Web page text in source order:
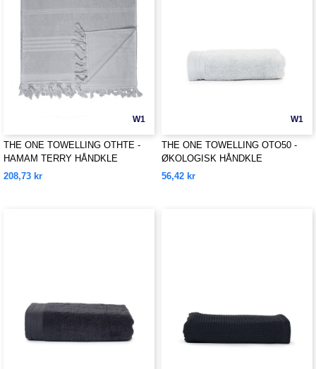
W1
THE ONE TOWELLING OTHTE -
HAMAM TERRY HÅNDKLE
208,73 kr
W1
THE ONE TOWELLING OTO50 -
ØKOLOGISK HÅNDKLE
56,42 kr